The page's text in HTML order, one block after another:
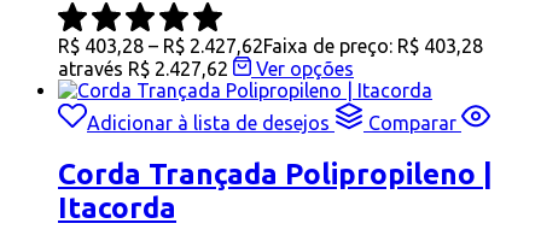
R$ 403,28 – R$ 2.427,62Faixa de preço: R$ 403,28
através R$ 2.427,62
Ver opções
Adicionar à lista de desejos Comparar
Corda Trançada Polipropileno |
Itacorda